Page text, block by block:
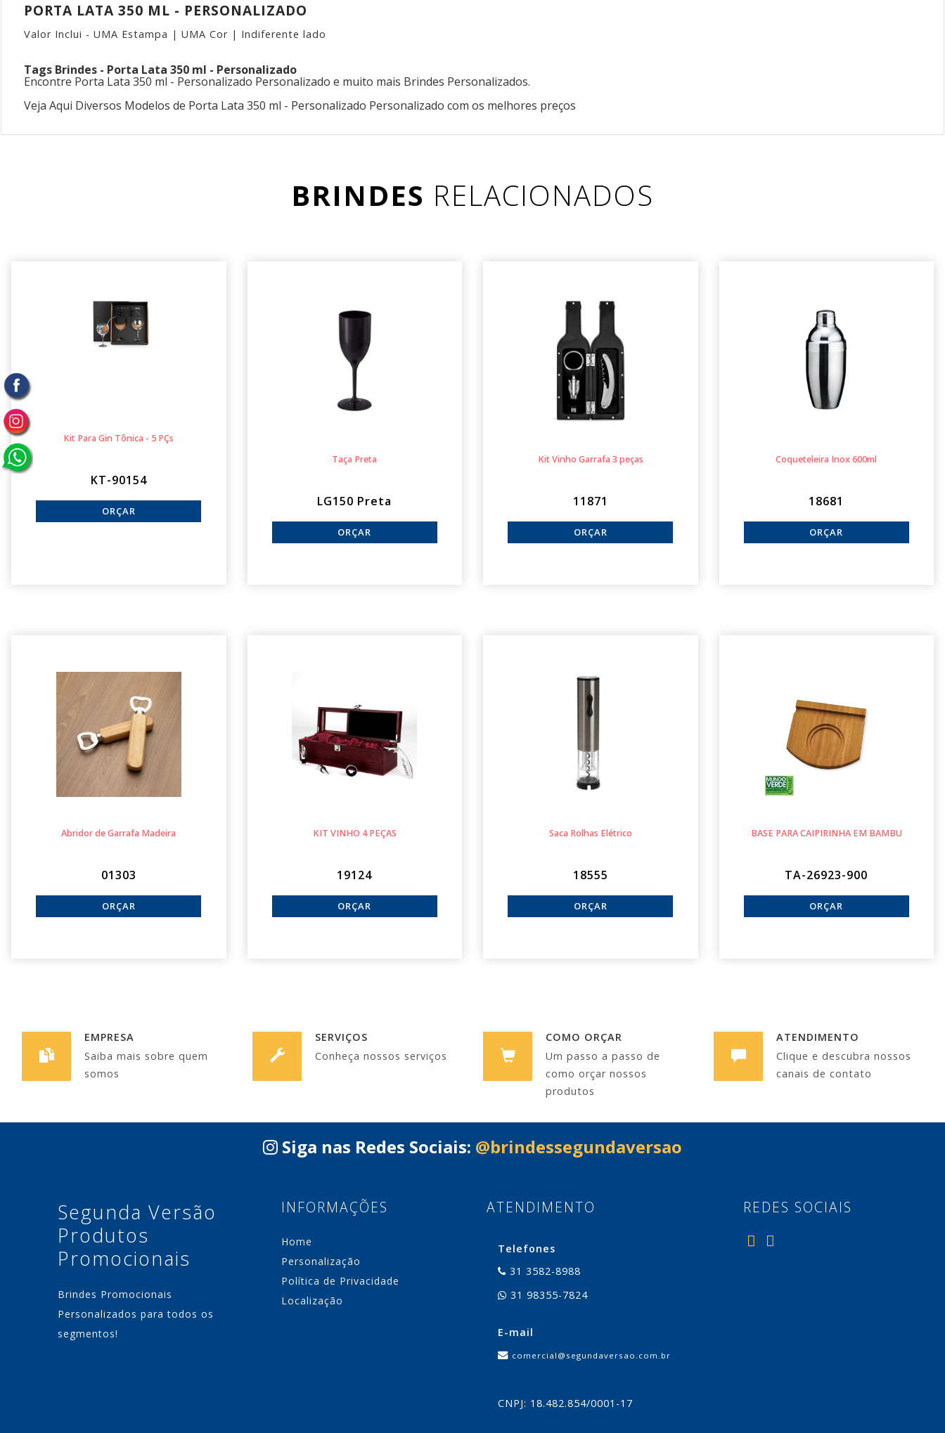
PORTA LATA 350 ML - PERSONALIZADO
Valor Inclui - UMA Estampa | UMA Cor | Indiferente lado
Tags Brindes - Porta Lata 350 ml - Personalizado
Encontre Porta Lata 350 ml - Personalizado Personalizado e muito mais Brindes Personalizados.
Veja Aqui Diversos Modelos de Porta Lata 350 ml - Personalizado Personalizado com os melhores preços
BRINDES RELACIONADOS
Kit Para Gin Tônica - 5 PÇs
KT-90154
Taça Preta
LG150 Preta
Kit Vinho Garrafa 3 peças
11871
Coqueteleira Inox 600ml
18681
Abridor de Garrafa Madeira
01303
KIT VINHO 4 PEÇAS
19124
Saca Rolhas Elétrico
18555
BASE PARA CAIPIRINHA EM BAMBU
TA-26923-900
EMPRESA
Saiba mais sobre quem
somos
SERVIÇOS
Conheça nossos serviços
COMO ORÇAR
Um passo a passo de
como orçar nossos
produtos
ATENDIMENTO
Clique e descubra nossos
canais de contato
Siga nas Redes Sociais: @brindessegundaversao
Segunda Versão
Produtos
Promocionais
Brindes Promocionais
Personalizados para todos os
segmentos!
INFORMAÇÕES
Home
Personalização
Política de Privacidade
Localização
ATENDIMENTO
Telefones
31 3582-8988
31 98355-7824
E-mail
comercial@segundaversao.com.br
CNPJ: 18.482.854/0001-17
REDES SOCIAIS